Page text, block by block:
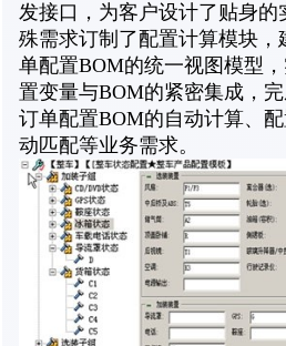
发接口，为客户设计了贴身
殊需求订制了配置计算模块
单配置BOM的统一视图模型
置变量与BOM的紧密集成，
订单配置BOM的自动计算、
动匹配等业务需求。